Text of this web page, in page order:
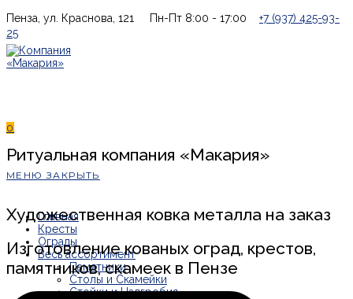
Перейти
к
содержимому
Пенза, ул. Краснова, 121 Пн-Пт 8:00 - 17:00 +7 (937) 425-93-
25
0
МЕНЮ ЗАКРЫТЬ
Главная
Кресты
Ограды
Весь ассортимент
Памятники
Столы и Скамейки
Стойки и Надгробия
Ритуальная компания «Макария»
Художественная ковка металла на заказ
Изготовление кованых оград, крестов,
памятников, скамеек в Пензе